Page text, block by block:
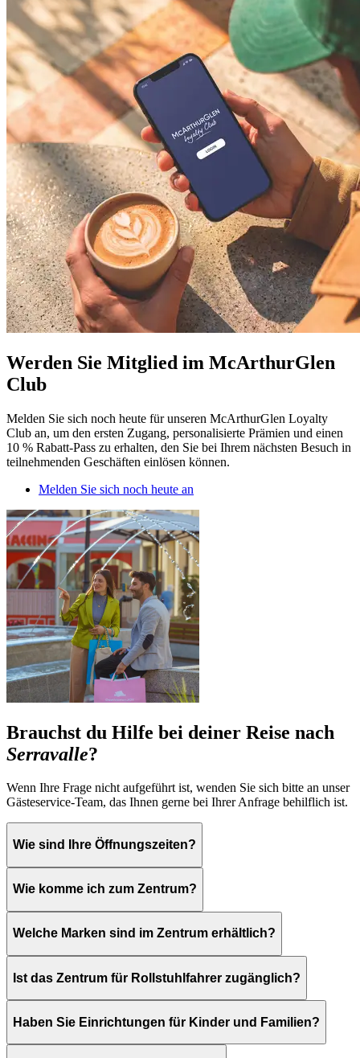
Werden Sie Mitglied im McArthurGlen
Club
Melden Sie sich noch heute für unseren McArthurGlen Loyalty
Club an, um den ersten Zugang, personalisierte Prämien und einen
10 % Rabatt-Pass zu erhalten, den Sie bei Ihrem nächsten Besuch in
teilnehmenden Geschäften einlösen können.
Melden Sie sich noch heute an
Brauchst du Hilfe bei deiner Reise nach
Serravalle?
Wenn Ihre Frage nicht aufgeführt ist, wenden Sie sich bitte an unser
Gästeservice-Team, das Ihnen gerne bei Ihrer Anfrage behilflich ist.
Wie sind Ihre Öffnungszeiten?
Wie komme ich zum Zentrum?
Welche Marken sind im Zentrum erhältlich?
Ist das Zentrum für Rollstuhlfahrer zugänglich?
Haben Sie Einrichtungen für Kinder und Familien?